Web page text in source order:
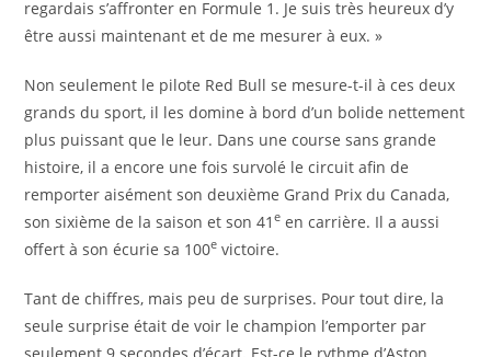
regardais s’affronter en Formule 1. Je suis très heureux d’y
être aussi maintenant et de me mesurer à eux. »
Non seulement le pilote Red Bull se mesure-t-il à ces deux
grands du sport, il les domine à bord d’un bolide nettement
plus puissant que le leur. Dans une course sans grande
histoire, il a encore une fois survolé le circuit afin de
remporter aisément son deuxième Grand Prix du Canada,
son sixième de la saison et son 41e en carrière. Il a aussi
offert à son écurie sa 100e victoire.
Tant de chiffres, mais peu de surprises. Pour tout dire, la
seule surprise était de voir le champion l’emporter par
seulement 9 secondes d’écart. Est-ce le rythme d’Aston